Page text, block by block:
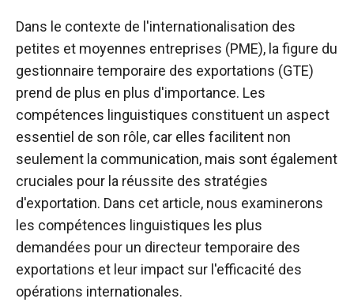
Dans le contexte de l'internationalisation des
petites et moyennes entreprises (PME), la figure du
gestionnaire temporaire des exportations (GTE)
prend de plus en plus d'importance. Les
compétences linguistiques constituent un aspect
essentiel de son rôle, car elles facilitent non
seulement la communication, mais sont également
cruciales pour la réussite des stratégies
d'exportation. Dans cet article, nous examinerons
les compétences linguistiques les plus
demandées pour un directeur temporaire des
exportations et leur impact sur l'efficacité des
opérations internationales.